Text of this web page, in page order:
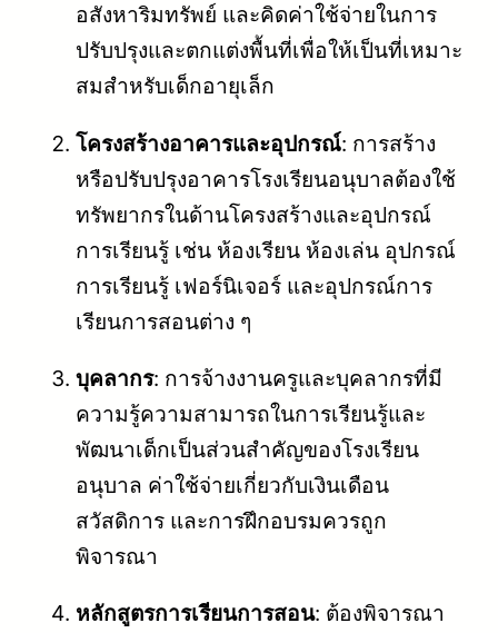
อสังหาริมทรัพย์ และคิดค่าใช้จ่ายในการ
ปรับปรุงและตกแต่งพื้นที่เพื่อให้เป็นที่เหมาะ
สมสำหรับเด็กอายุเล็ก
โครงสร้างอาคารและอุปกรณ์: การสร้าง
หรือปรับปรุงอาคารโรงเรียนอนุบาลต้องใช้
ทรัพยากรในด้านโครงสร้างและอุปกรณ์
การเรียนรู้ เช่น ห้องเรียน ห้องเล่น อุปกรณ์
การเรียนรู้ เฟอร์นิเจอร์ และอุปกรณ์การ
เรียนการสอนต่าง ๆ
บุคลากร: การจ้างงานครูและบุคลากรที่มี
ความรู้ความสามารถในการเรียนรู้และ
พัฒนาเด็กเป็นส่วนสำคัญของโรงเรียน
อนุบาล ค่าใช้จ่ายเกี่ยวกับเงินเดือน
สวัสดิการ และการฝึกอบรมควรถูก
พิจารณา
หลักสูตรการเรียนการสอน: ต้องพิจารณา